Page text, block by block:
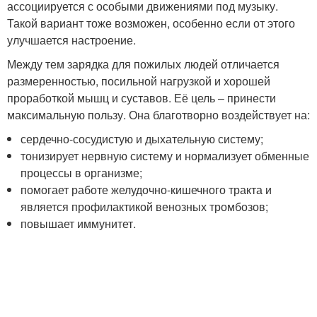
ассоциируется с особыми движениями под музыку.
Такой вариант тоже возможен, особенно если от этого
улучшается настроение.
Между тем зарядка для пожилых людей отличается
размеренностью, посильной нагрузкой и хорошей
проработкой мышц и суставов. Её цель – принести
максимальную пользу. Она благотворно воздействует на:
сердечно-сосудистую и дыхательную систему;
тонизирует нервную систему и нормализует обменные
процессы в организме;
помогает работе желудочно-кишечного тракта и
является профилактикой венозных тромбозов;
повышает иммунитет.